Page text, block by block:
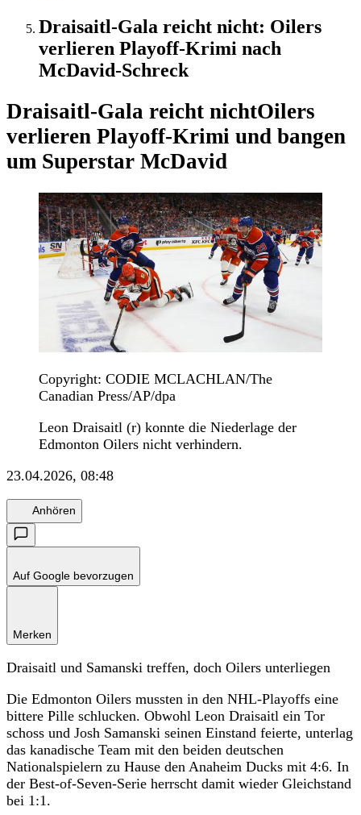
Draisaitl-Gala reicht nicht: Oilers
verlieren Playoff-Krimi nach
McDavid-Schreck
Draisaitl-Gala reicht nichtOilers
verlieren Playoff-Krimi und bangen
um Superstar McDavid
Copyright: CODIE MCLACHLAN/The
Canadian Press/AP/dpa
Leon Draisaitl (r) konnte die Niederlage der
Edmonton Oilers nicht verhindern.
23.04.2026, 08:48
Anhören
Auf Google bevorzugen
Merken
Draisaitl und Samanski treffen, doch Oilers unterliegen
Die Edmonton Oilers mussten in den NHL-Playoffs eine
bittere Pille schlucken. Obwohl Leon Draisaitl ein Tor
schoss und Josh Samanski seinen Einstand feierte, unterlag
das kanadische Team mit den beiden deutschen
Nationalspielern zu Hause den Anaheim Ducks mit 4:6. In
der Best-of-Seven-Serie herrscht damit wieder Gleichstand
bei 1:1.